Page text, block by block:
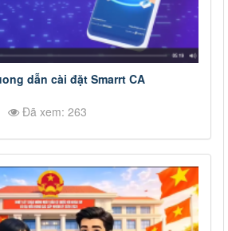
dẫn cài đặt Smarrt CA
Đã xem: 263